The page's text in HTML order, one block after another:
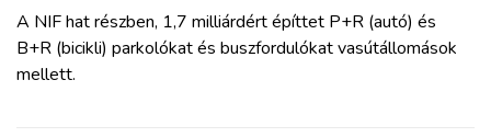
KÖZLEKEDÉSFEJLESZTÉS
A NIF hat részben, 1,7 milliárdért építtet P+R (autó) és
B+R (bicikli) parkolókat és buszfordulókat vasútállomások
mellett.